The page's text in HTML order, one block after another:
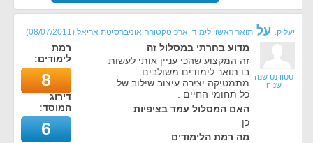
יעל ק. על תואר ראשון לימודי ארכיטקטורה אוניברסיטת אריאל (
08/07/2011
)
סטודנט שנה
שניה
מדוע בחרתי במסלול זה
זה המקצוע שהכי עניין אותי לעשות
בו תואר לימודים משולבים
מתמטיקה יצירה עיצוב שילוב של
כל תחומי החיים .
האם המסלול עמד בציפיות
כן
מה רמת הלימודים
רמת
לימודים:
8
דירוג
המוסד:
6